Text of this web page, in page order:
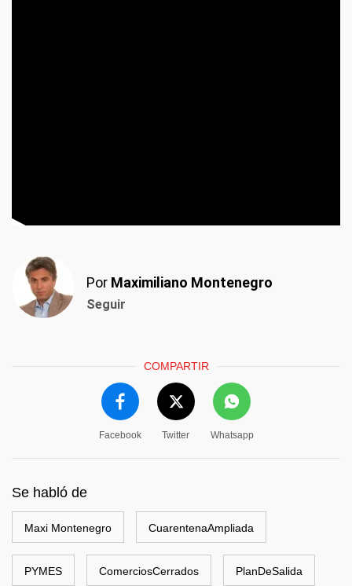
Por Maximiliano Montenegro
Seguir
COMPARTIR
Facebook Twitter Whatsapp
Se habló de
Maxi Montenegro CuarentenaAmpliada
PYMES ComerciosCerrados PlanDeSalida